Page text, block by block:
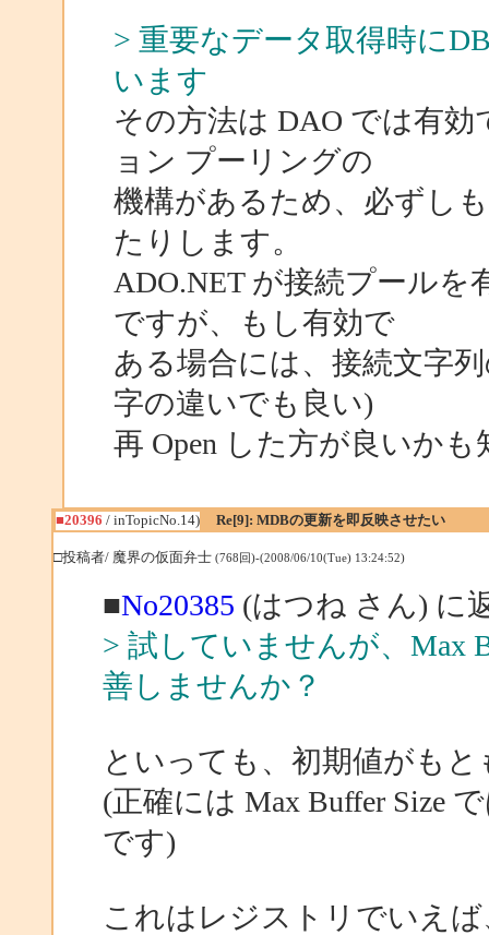
> 重要なデータ取得時に
います
その方法は DAO では有
ョン プーリングの
機構があるため、必ずし
たりします。
ADO.NET が接続プール
ですが、もし有効で
ある場合には、接続文字
字の違いでも良い)
再 Open した方が良いか
■20396 / inTopicNo.14) Re[9]: MDBの更新を即反映させたい
□投稿者/ 魔界の仮面弁士 (768回)-(2008/06/10(Tue) 13:24:52)
■No20385 (はつね さん) に
> 試していませんが、Max
善しませんか？
といっても、初期値がも
(正確には Max Buffer Size
です)
これはレジストリでいえば